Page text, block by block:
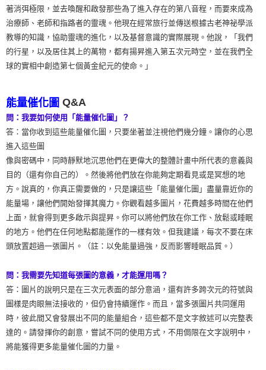
著消弭極限，並去喚醒和啟發那些為了進入存在的第八音程，而要來成為
治療師、老師和指路者的靈魂。他現在經常旅行並傳送根據古老神祕學派
教導的知識，協助靈魂的進化，以及基督意識的實際展現。他說，「我們
的行星，以及居住其上的萬物，都有揚昇進入第五次元時空，並在我們全
球的實相中創造第七個黃金紀元的使命。」
能量催化圖 Q&A
問：我要如何使用「能量催化圖」？
答：當你收到這些能量催化圖，只要坐著並注視他們幾分鐘。讓你的心思
進入這些圖
像與密碼中，同時靜默地沉思他們在更偉大的整體計畫中所代表的意義與
目的（還有你自己的）。然後將他們放在你能夠定期看見或是冥想的地
方。說真的，你真正需要做的，只是讓這些「能量催化圖」盡量靠近你的
能量場，讓他們開始發揮其魔力。你觀看越多圖片，花費越多時間在他們
上面，就會得到更多啟示與提昇。你可以將他們放在你工作、放鬆或睡眠
的地方。他們在任何地點都能運作的一樣有效。但我建議，每次不要在床
頭放置超過一張圖片。（註：以免能量過強，反而影響睡眠品質。）
問：我需要先知道每張圖的意義，才能運用嗎？
答：圖片的說明只是在三次元表面的部分意涵，還有許多跨次元的符號與
圖樣是肉眼無法接收的，但仍會持續運作。而且，當多張圖片共同運用
時，彼此間又會發展出不同的能量組合，這些都不是文字敘述可以完整表
達的。請發揮你的創意，嘗試不同的使用方式，不用侷限在文字說明中，
將能獲得更多能量催化圖的力量。